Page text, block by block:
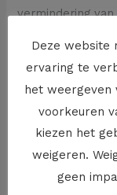
vermindering
meerdere
het gezin van je
zo’n korting
je huurder. Je
van de
dan wel dit
Deze website
ervaring te
het weergeven
voorkeuren
kiezen het
weigeren.
geen